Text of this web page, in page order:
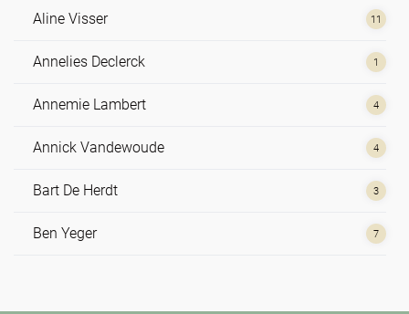
Aline Visser 11
Annelies Declerck 1
Annemie Lambert 4
Annick Vandewoude 4
Bart De Herdt 3
Ben Yeger 7